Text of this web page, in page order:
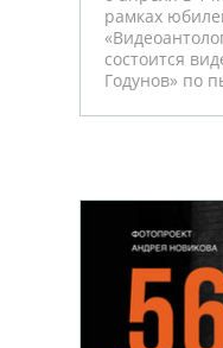
рамках
состоится
Годунов» по